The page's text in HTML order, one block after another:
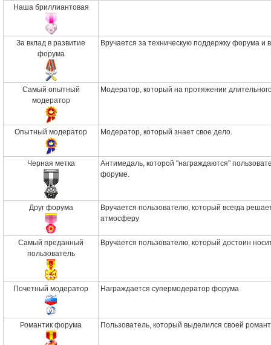
Наша бриллиантовая
За вклад в развитие
форума
Вручается за техническую поддержку форума и
Самый опытный
модератор
Модератор, который на протяжении
Опытный модератор Модератор, который знает свое дело.
Черная метка
Антимедаль, которой "награждаются"
форуме.
Друг форума
Вручается пользователю, который всегда
атмосферу
Самый преданный
пользователь
Вручается пользователю, который достоин
Почетный модератор Награждается супермодератор форума
Романтик форума Пользователь, который выделился своей